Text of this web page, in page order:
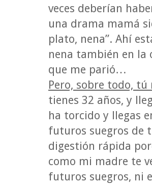
veces deberían
una drama mamá
plato, nena”. Ahí
nena también en la
que me parió…
Pero, sobre todo,
tienes 32 años, y
ha torcido y llegas
futuros suegros de
digestión rápida
como mi madre te
futuros suegros, ni